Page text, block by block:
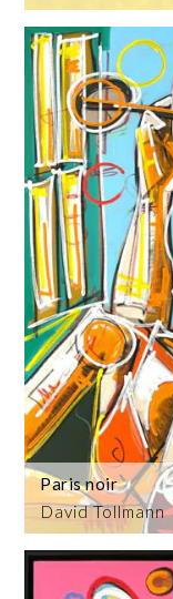
David Tollmann
Paris noir